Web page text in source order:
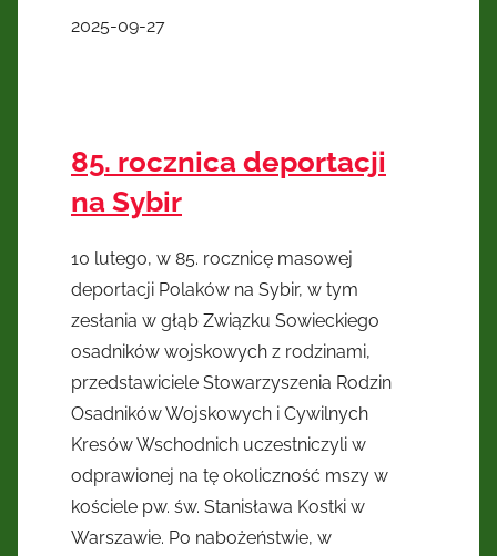
2025-09-27
85. rocznica deportacji
na Sybir
10 lutego, w 85. rocznicę masowej
deportacji Polaków na Sybir, w tym
zesłania w głąb Związku Sowieckiego
osadników wojskowych z rodzinami,
przedstawiciele Stowarzyszenia Rodzin
Osadników Wojskowych i Cywilnych
Kresów Wschodnich uczestniczyli w
odprawionej na tę okoliczność mszy w
kościele pw. św. Stanisława Kostki w
Warszawie. Po nabożeństwie, w